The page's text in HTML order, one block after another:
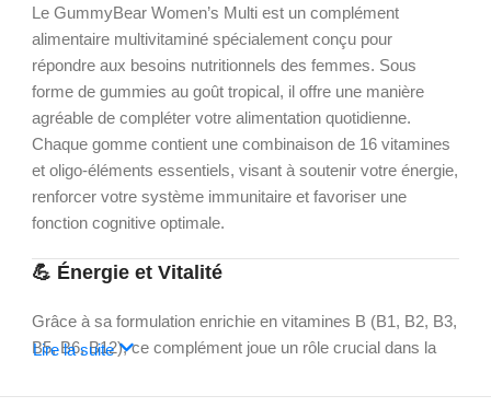
Le GummyBear Women’s Multi est un complément
alimentaire multivitaminé spécialement conçu pour
répondre aux besoins nutritionnels des femmes. Sous
forme de gummies au goût tropical, il offre une manière
agréable de compléter votre alimentation quotidienne.
Chaque gomme contient une combinaison de 16 vitamines
et oligo-éléments essentiels, visant à soutenir votre énergie,
renforcer votre système immunitaire et favoriser une
fonction cognitive optimale.
💪 Énergie et Vitalité
Grâce à sa formulation enrichie en vitamines B (B1, B2, B3,
B5, B6, B12), ce complément joue un rôle crucial dans la
maintenir une vitalité durable tout au long de la journée.
Lire la suite